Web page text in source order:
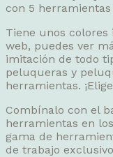
con 5
Tiene unos colores
web, puedes ver
imitación de todo
peluqueras y
herramientas.
Combínalo con el
herramientas en
gama de
de trabajo